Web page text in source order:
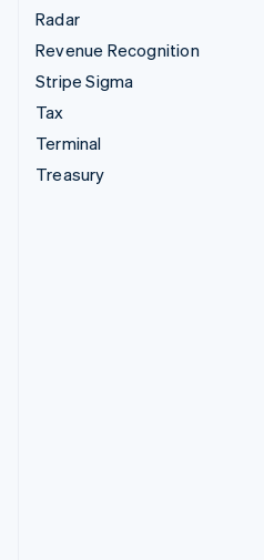
Radar
Revenue Recognition
Stripe Sigma
Tax
Terminal
Treasury